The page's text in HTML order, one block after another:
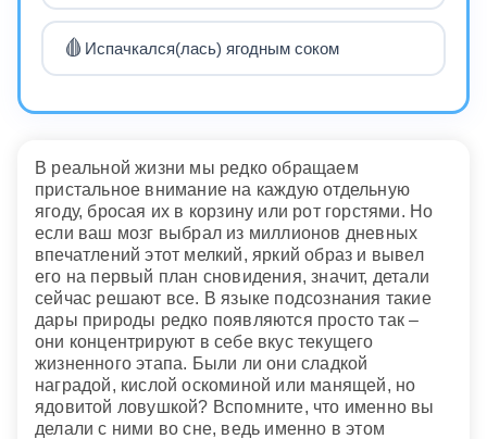
🩸 Испачкался(лась) ягодным соком
В реальной жизни мы редко обращаем
пристальное внимание на каждую отдельную
ягоду, бросая их в корзину или рот горстями. Но
если ваш мозг выбрал из миллионов дневных
впечатлений этот мелкий, яркий образ и вывел
его на первый план сновидения, значит, детали
сейчас решают все. В языке подсознания такие
дары природы редко появляются просто так –
они концентрируют в себе вкус текущего
жизненного этапа. Были ли они сладкой
наградой, кислой оскоминой или манящей, но
ядовитой ловушкой? Вспомните, что именно вы
делали с ними во сне, ведь именно в этом